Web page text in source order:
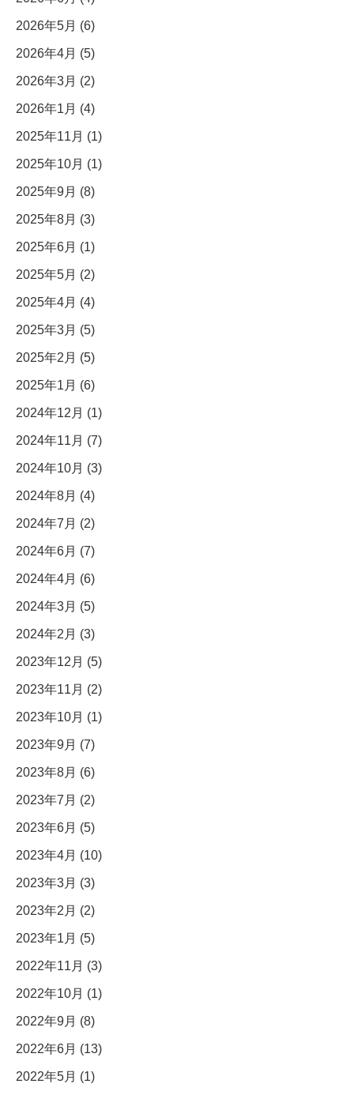
2026年5月 (6)
2026年4月 (5)
2026年3月 (2)
2026年1月 (4)
2025年11月 (1)
2025年10月 (1)
2025年9月 (8)
2025年8月 (3)
2025年6月 (1)
2025年5月 (2)
2025年4月 (4)
2025年3月 (5)
2025年2月 (5)
2025年1月 (6)
2024年12月 (1)
2024年11月 (7)
2024年10月 (3)
2024年8月 (4)
2024年7月 (2)
2024年6月 (7)
2024年4月 (6)
2024年3月 (5)
2024年2月 (3)
2023年12月 (5)
2023年11月 (2)
2023年10月 (1)
2023年9月 (7)
2023年8月 (6)
2023年7月 (2)
2023年6月 (5)
2023年4月 (10)
2023年3月 (3)
2023年2月 (2)
2023年1月 (5)
2022年11月 (3)
2022年10月 (1)
2022年9月 (8)
2022年6月 (13)
2022年5月 (1)